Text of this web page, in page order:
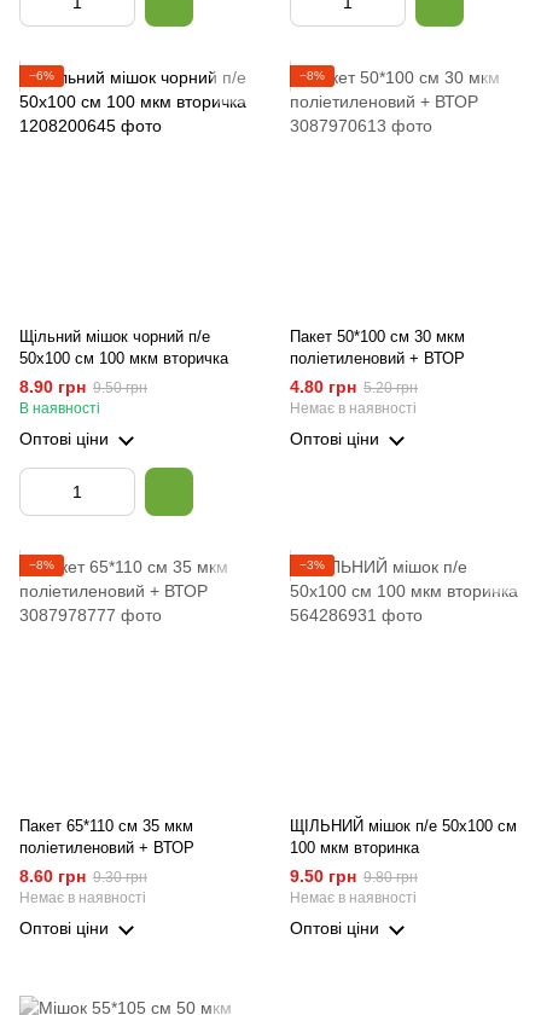
−6%
Щільний мішок чорний п/е
50x100 см 100 мкм вторичка
8.90 грн 9.50 грн
В наявності
Оптові ціни
−8%
Пакет 50*100 см 30 мкм
поліетиленовий + ВТОР
4.80 грн 5.20 грн
Немає в наявності
Оптові ціни
−8%
Пакет 65*110 см 35 мкм
поліетиленовий + ВТОР
8.60 грн 9.30 грн
Немає в наявності
Оптові ціни
−3%
ЩІЛЬНИЙ мішок п/е 50х100 см
100 мкм вторинка
9.50 грн 9.80 грн
Немає в наявності
Оптові ціни